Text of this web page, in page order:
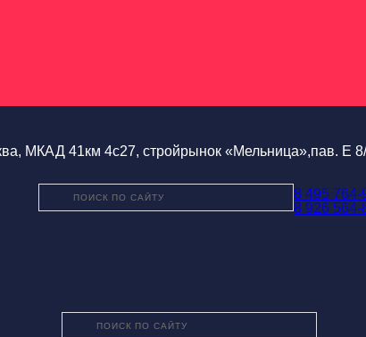
МКАД 41км 4с27, стройрынок «Мельница»,пав. Е
8 495 764-
8 926 564-